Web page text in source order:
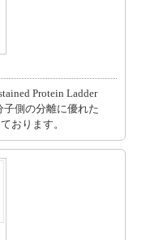
Protein Ladder
子側の分離に優れた
おります。